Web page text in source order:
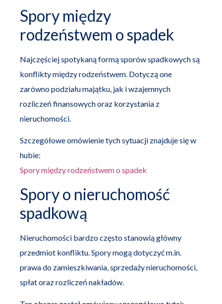
Spory między
rodzeństwem o spadek
Najczęściej spotykaną formą sporów spadkowych są
konflikty między rodzeństwem. Dotyczą one
zarówno podziału majątku, jak i wzajemnych
rozliczeń finansowych oraz korzystania z
nieruchomości.
Szczegółowe omówienie tych sytuacji znajduje się w
hubie:
Spory między rodzeństwem o spadek
Spory o nieruchomość
spadkową
Nieruchomości bardzo często stanowią główny
przedmiot konfliktu. Spory mogą dotyczyć m.in.
prawa do zamieszkiwania, sprzedaży nieruchomości,
spłat oraz rozliczeń nakładów.